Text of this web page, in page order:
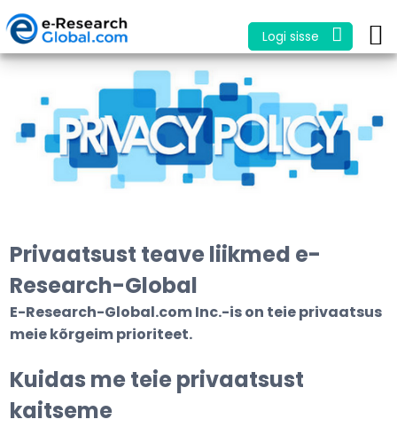
Logi sisse
Privaatsust teave liikmed e-
Research-Global
E-Research-Global.com Inc.-is on teie privaatsus
meie kõrgeim prioriteet.
Kuidas me teie privaatsust
kaitseme